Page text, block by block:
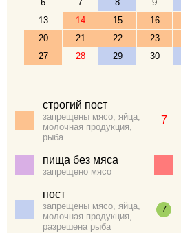
6
7 8 9
13
14 15 16
20
21 22 23
27
28 29 30
строгий пост
запрещены мясо, яйца,
молочная продукция,
рыба
7
пища без мяса
запрещено мясо
пост
запрещены мясо, яйца,
молочная продукция,
разрешена рыба
7